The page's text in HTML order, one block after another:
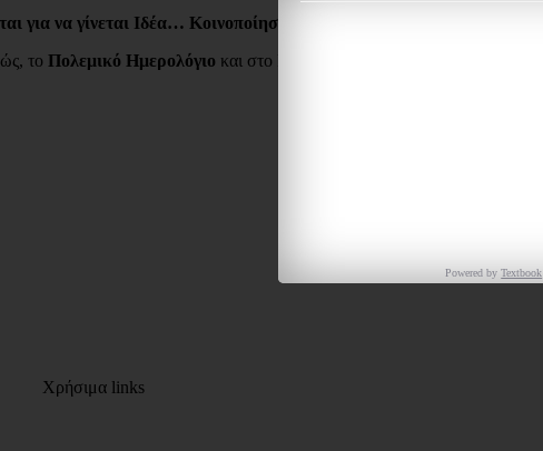
για να γίνεται Ιδέα… Κοινοποίησε την Προσπάθεια μας…
το Πολεμικό Ημερολόγιο και στο Facebook με LIKE
Χρήσιμα links
Powered byTextbook